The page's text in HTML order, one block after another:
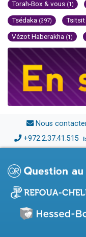
Torah-Box & vous (1)
Tsédaka (397) Tsitsit
Vézot Haberakha (1)
Nous
+972.2.37.41.515